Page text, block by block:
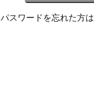
パスワードを忘れた方は